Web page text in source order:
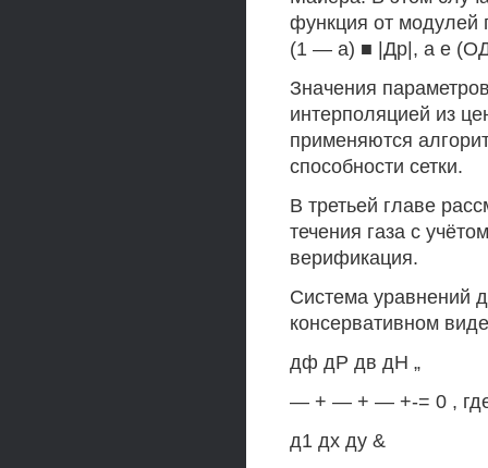
функция от модулей
(1 — а) ■ |Др|, а е
Значения
интерполяцией из
применяются
способности сетки.
В третьей главе
течения газа с
верификация.
Система уравнений
консервативном
дф дР дв дН „
— + — + — +-= 0 ,
д1 дх ду &